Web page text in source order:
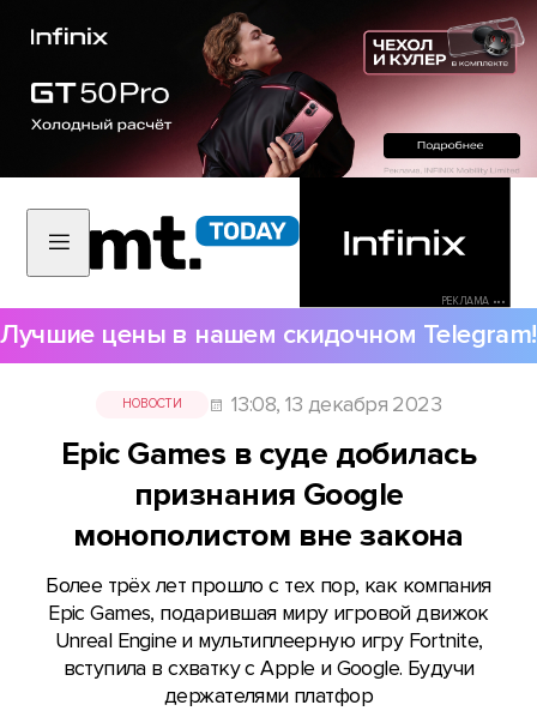
РЕКЛАМА •••
Лучшие цены в нашем скидочном Telegram!
НОВОСТИ 13:08, 13 декабря 2023
Epic Games в суде добилась
признания Google
монополистом вне закона
Более трёх лет прошло с тех пор, как компания
Epic Games, подарившая миру игровой движок
Unreal Engine и мультиплеерную игру Fortnite,
вступила в схватку с Apple и Google. Будучи
держателями платфор